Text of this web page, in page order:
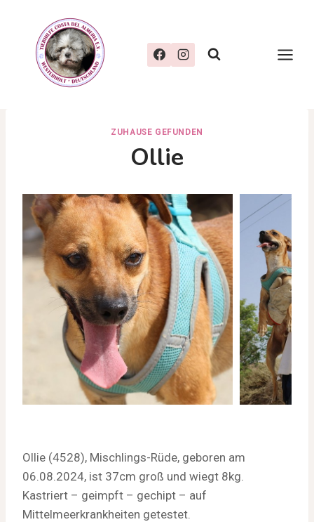
springen
ZUHAUSE GEFUNDEN
Ollie
Ollie (4528), Mischlings-Rüde, geboren am
06.08.2024, ist 37cm groß und wiegt 8kg.
Kastriert – geimpft – gechipt – auf
Mittelmeerkrankheiten getestet.